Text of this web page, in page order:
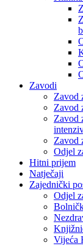
Zavodi
Zavod
Zavod
Zavod
Zavod
Odjel
Hitni prijem
Natječaji
Zajednički
Odjel
Vijeća